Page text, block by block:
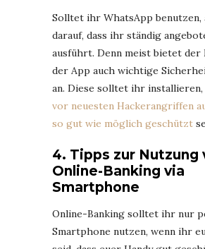
Solltet ihr WhatsApp benutzen,
darauf, dass ihr ständig
ausführt. Denn meist bietet der
der App auch wichtige
an. Diese solltet ihr
vor neuesten Hackerangriffen
so gut wie möglich geschützt
4. Tipps zur Nutzung
Online-Banking via
Smartphone
Online-Banking solltet ihr nur
Smartphone nutzen, wenn ihr